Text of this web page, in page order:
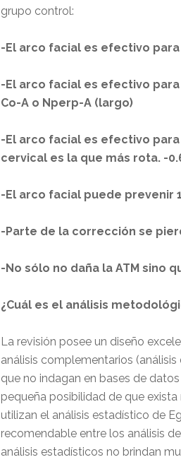
grupo control:
-El arco facial es efectivo para
-El arco facial es efectivo
Co-A o Nperp-A (largo)
-El arco facial es efectivo
cervical es la que más rota. -
-El arco facial puede prevenir
-Parte de la corrección se
-No sólo no daña la ATM sino
¿Cuál es el análisis
La revisión posee un diseño
análisis complementarios
que no indagan en bases de
pequeña posibilidad de que
utilizan el análisis estadístico de
recomendable entre los análisis
análisis estadísticos no brindan